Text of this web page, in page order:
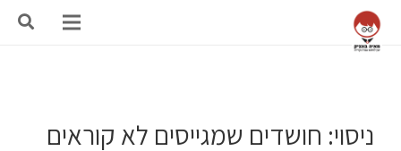
ניסוי: חושדים שמגייסים לא קוראים